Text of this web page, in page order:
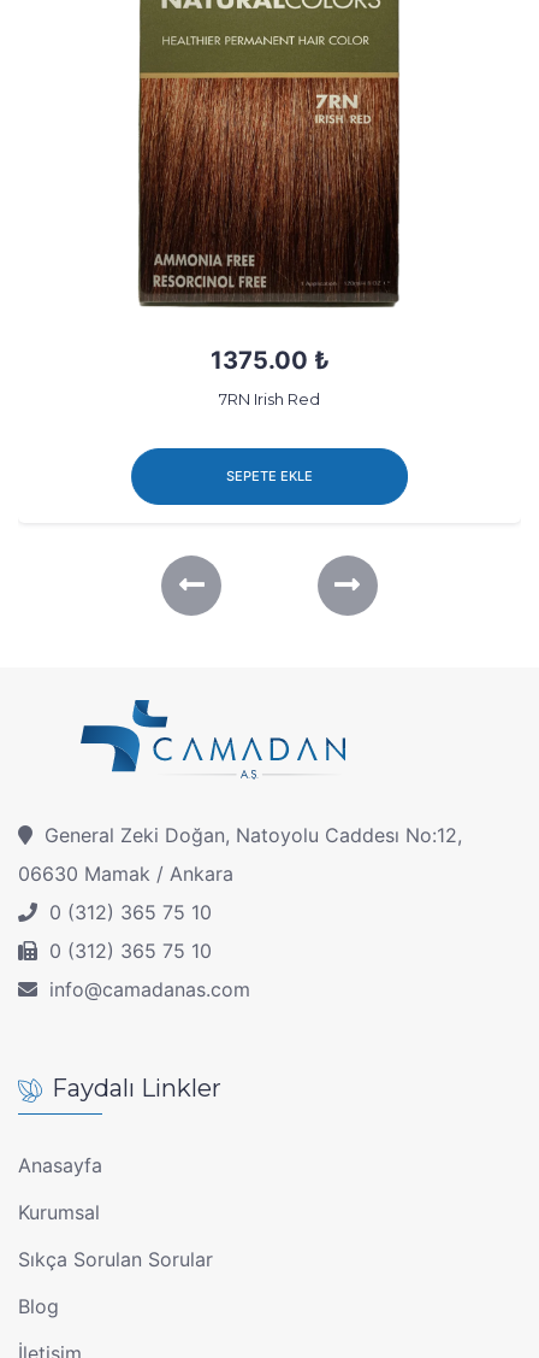
1375.00 ₺
7RN Irish Red
SEPETE EKLE
General Zeki Doğan, Natoyolu Caddesı No:12,
06630 Mamak / Ankara
0 (312) 365 75 10
0 (312) 365 75 10
info@camadanas.com
Faydalı Linkler
Anasayfa
Kurumsal
Sıkça Sorulan Sorular
Blog
İletişim